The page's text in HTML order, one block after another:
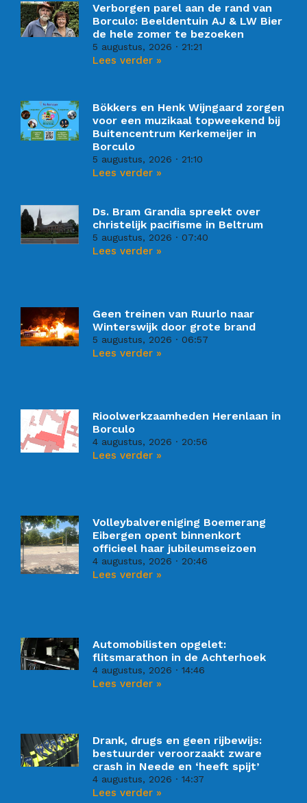
Verborgen parel aan de rand van
Borculo: Beeldentuin AJ & LW Bier
de hele zomer te bezoeken
5 augustus, 2026 21:21
Lees verder »
Bökkers en Henk Wijngaard zorgen
voor een muzikaal topweekend bij
Buitencentrum Kerkemeijer in
Borculo
5 augustus, 2026 21:10
Lees verder »
Ds. Bram Grandia spreekt over
christelijk pacifisme in Beltrum
5 augustus, 2026 07:40
Lees verder »
Geen treinen van Ruurlo naar
Winterswijk door grote brand
5 augustus, 2026 06:57
Lees verder »
Rioolwerkzaamheden Herenlaan in
Borculo
4 augustus, 2026 20:56
Lees verder »
Volleybalvereniging Boemerang
Eibergen opent binnenkort
officieel haar jubileumseizoen
4 augustus, 2026 20:46
Lees verder »
Automobilisten opgelet:
flitsmarathon in de Achterhoek
4 augustus, 2026 14:46
Lees verder »
Drank, drugs en geen rijbewijs:
bestuurder veroorzaakt zware
crash in Neede en ‘heeft spijt’
4 augustus, 2026 14:37
Lees verder »